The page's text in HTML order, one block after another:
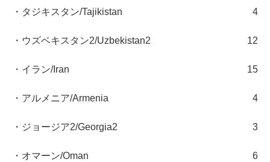
・タジキスタン/Tajikistan 4
・ウズベキスタン2/Uzbekistan2 12
・イラン/Iran 15
・アルメニア/Armenia 4
・ジョージア2/Georgia2 3
・オマーン/Oman 6